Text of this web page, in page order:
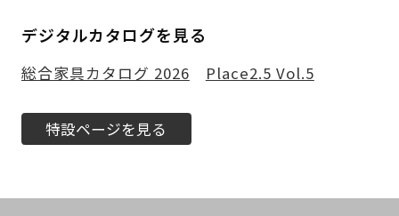
デジタルカタログを見る
総合家具カタログ 2026 Place2.5 Vol.5
特設ページを見る